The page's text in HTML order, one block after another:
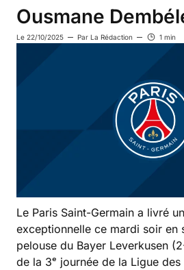
Ousmane
Le 22/10/2025 Par La Rédaction 1 min
Le Paris Saint-Germain a livré
exceptionnelle ce mardi soir en
pelouse du Bayer Leverkusen
de la 3ᵉ journée de la Ligue